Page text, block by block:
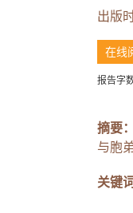
出版
在线
报告字
摘要：
与胞
关键词